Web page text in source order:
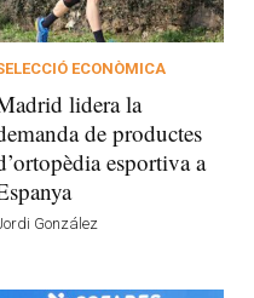
ECONÒMICA
lidera la
de productes
esportiva a
González